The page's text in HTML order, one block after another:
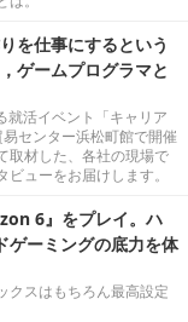
を仕事にするという
ゲームプログラマと
活イベント「キャリア
センター浜松町館で開催
取材した、各社の現場で
ューをお届けします。
6』をプレイ。ハ
ゲーミングの底力を体
クスはもちろん最高設定